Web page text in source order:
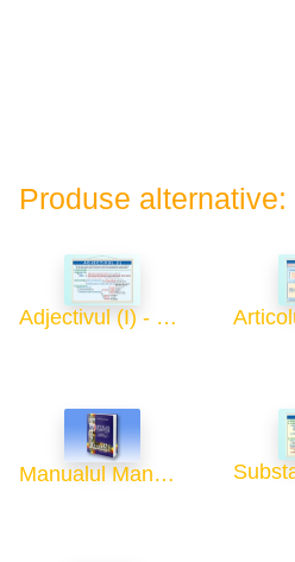
Produse alternative:
Adjectivul (I) - 50x70
Manualul Manualelor